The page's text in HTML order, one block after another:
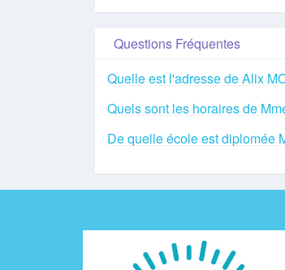
Questions Fréquentes
Quelle est l'adresse de Alix
Quels sont les horaires de
De quelle école est diplomée